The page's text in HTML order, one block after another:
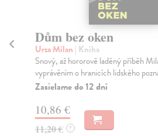
Dům bez oken
Urza Milan | Kniha
Snový, až hororově laděný příběh
vyprávěním o hranicích lidského
Zasielame do 12 dní
10,86 €
11,20 € ?